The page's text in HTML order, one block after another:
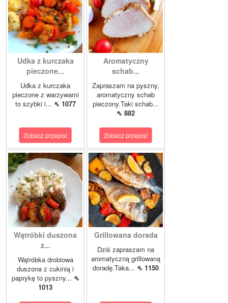
Udka z kurczaka
pieczone...
Udka z kurczaka
pieczone z warzywami
to szybki i... ⇖ 1077
Zobacz przepis!
Aromatyczny
schab...
Zapraszam na pyszny,
aromatyczny schab
pieczony.Taki schab...
⇖ 882
Zobacz przepis!
Wątróbki duszona
z...
Wątróbka drobiowa
duszona z cukinią i
paprykę to pyszny... ⇖
1013
Grillowana dorada
Dziś zapraszam na
aromatyczną grillowaną
doradę.Taka... ⇖ 1150